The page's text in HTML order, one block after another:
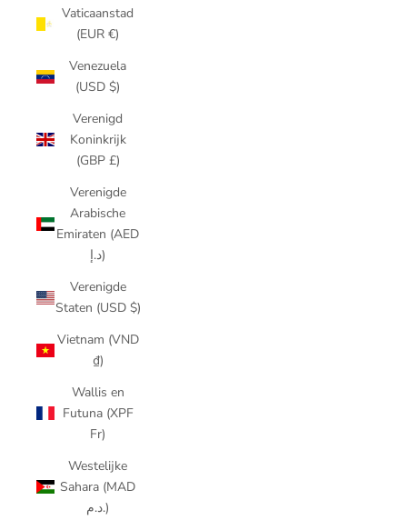
Vaticaanstad
(EUR €)
Venezuela
(USD $)
Verenigd
Koninkrijk
(GBP £)
Verenigde
Arabische
Emiraten (AED
د.إ)
Verenigde
Staten (USD $)
Vietnam (VND
₫)
Wallis en
Futuna (XPF
Fr)
Westelijke
Sahara (MAD
د.م.)